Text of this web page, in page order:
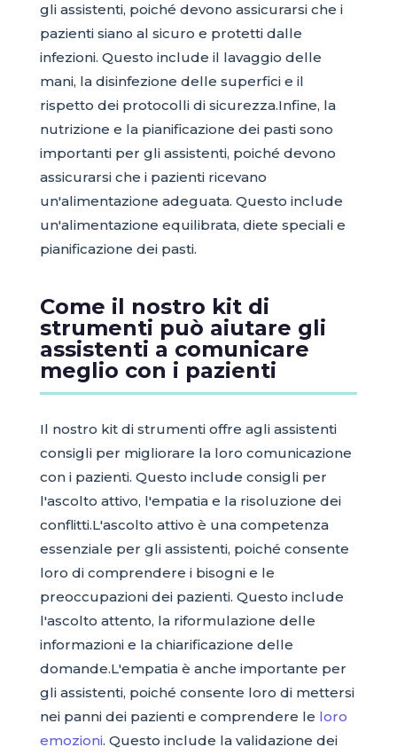
gli assistenti, poiché devono assicurarsi che i
pazienti siano al sicuro e protetti dalle
infezioni. Questo include il lavaggio delle
mani, la disinfezione delle superfici e il
rispetto dei protocolli di sicurezza.Infine, la
nutrizione e la pianificazione dei pasti sono
importanti per gli assistenti, poiché devono
assicurarsi che i pazienti ricevano
un'alimentazione adeguata. Questo include
un'alimentazione equilibrata, diete speciali e
pianificazione dei pasti.
Come il nostro kit di
strumenti può aiutare gli
assistenti a comunicare
meglio con i pazienti
Il nostro kit di strumenti offre agli assistenti
consigli per migliorare la loro comunicazione
con i pazienti. Questo include consigli per
l'ascolto attivo, l'empatia e la risoluzione dei
conflitti.L'ascolto attivo è una competenza
essenziale per gli assistenti, poiché consente
loro di comprendere i bisogni e le
preoccupazioni dei pazienti. Questo include
l'ascolto attento, la riformulazione delle
informazioni e la chiarificazione delle
domande.L'empatia è anche importante per
gli assistenti, poiché consente loro di mettersi
nei panni dei pazienti e comprendere le loro
emozioni. Questo include la validazione dei